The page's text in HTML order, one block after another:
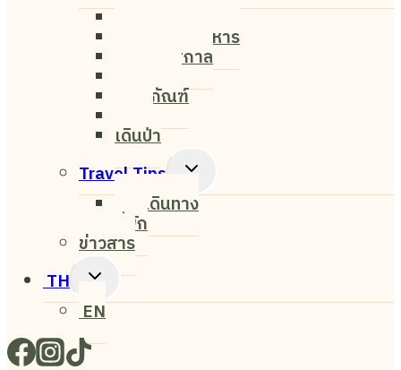
ค่าเฟ่&ร้านอาหาร
งาน&เทศกาล
พิพิธภัณฑ์
เดินป่า
Travel Tips
Toggle
Menu
การเดินทาง
ที่พัก
ข่าวสาร
TH
Toggle
Menu
EN